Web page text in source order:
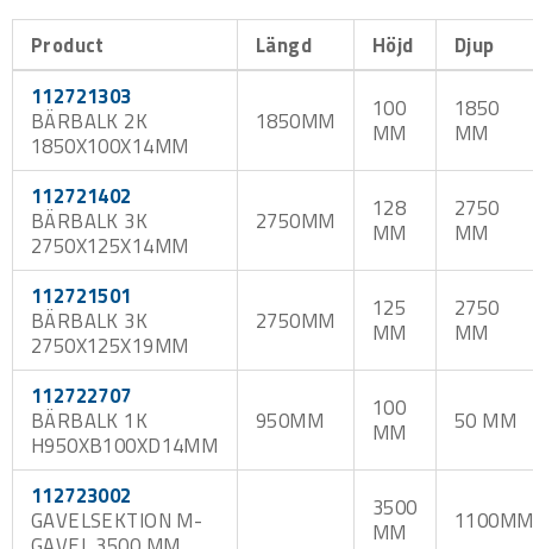
Åtgången är 2 st säkerhetssprintar per balk. Distans
användes vid montage av dubbelställ. Innehåller 2 st inkl.
skruv och mutter.
Begär offert vid högre belastningar och större
anläggningar samt vid andra dimensioner.
Pallställ och tillbehör är tillverkat av förgalvaniserad
stålplåt. Levereras omonterade.
Pallställen uppfyller kraven enligt de nya europeiska FEM-
normen. FEM 10.2.02. samt är SIS-certifierade och
uppfyller gällande normer avseende stabilitet och bärighet
enligt SS-EN15512.
Product Längd Höjd
Djup
112721303
BÄRBALK 2K
1850X100X14MM
1850MM
100
MM
1850
MM
112721402
BÄRBALK 3K
2750X125X14MM
2750MM
128
MM
2750
MM
112721501
BÄRBALK 3K
2750X125X19MM
2750MM
125
MM
2750
MM
112722707
BÄRBALK 1K
H950XB100XD14MM
950MM
100
MM
50 MM
112723002
GAVELSEKTION M-
3500
MM
1100MM